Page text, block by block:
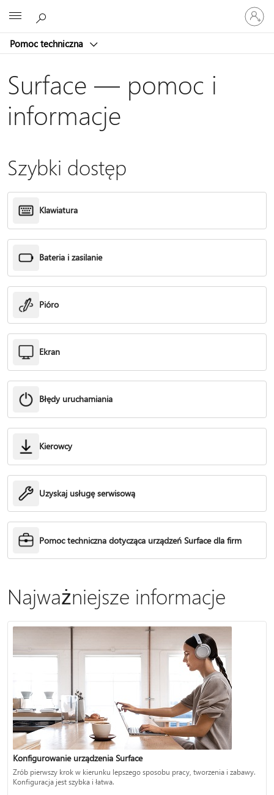
Pomoc techniczna
Zaloguj
się
do
konta
Surface — pomoc i
informacje
Szybki dostęp
Klawiatura
Bateria i zasilanie
Pióro
Ekran
Błędy uruchamiania
Kierowcy
Uzyskaj usługę serwisową
Pomoc techniczna dotycząca urządzeń Surface dla firm
Najważniejsze informacje
Konfigurowanie urządzenia Surface
Zrób pierwszy krok w kierunku lepszego sposobu pracy, tworzenia i zabawy.
Konfiguracja jest szybka i łatwa.